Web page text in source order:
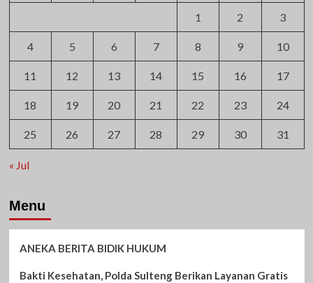
1 2 3
4 5 6 7 8 9 10
11 12 13 14 15 16 17
18 19 20 21 22 23 24
25 26 27 28 29 30 31
« Jul
Menu
ANEKA BERITA BIDIK HUKUM
Bakti Kesehatan, Polda Sulteng Berikan Layanan Gratis